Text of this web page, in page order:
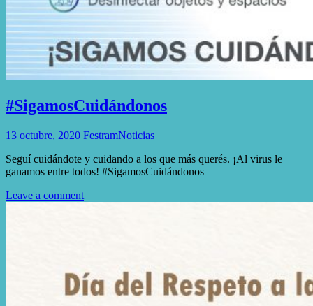
#SigamosCuidándonos
13 octubre, 2020 FestramNoticias
Seguí cuidándote y cuidando a los que más querés. ¡Al virus le
ganamos entre todos! #SigamosCuidándonos
Leave a comment